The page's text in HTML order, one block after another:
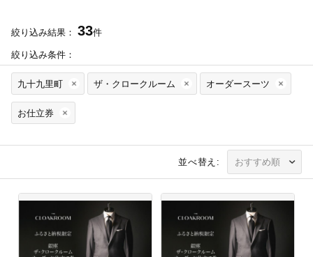
絞り込み結果： 33件
絞り込み条件：
九十九里町 ザ・クロークルーム オーダースーツ
お仕立券
並べ替え: